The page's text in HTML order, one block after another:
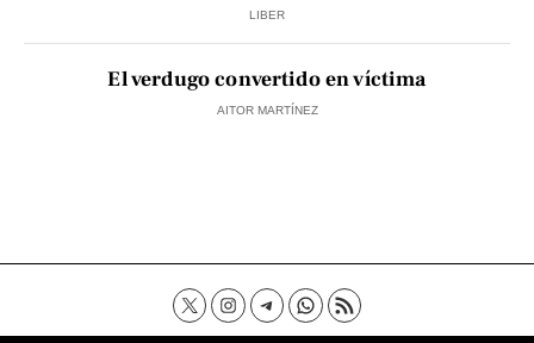
LIBER
El verdugo convertido en víctima
AITOR MARTÍNEZ